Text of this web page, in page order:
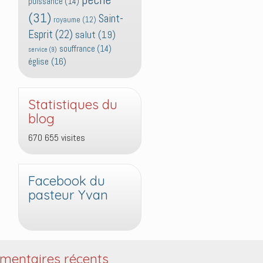
(31) royaume (12) Saint-
Esprit (22) salut (19)
service (9) souffrance (14)
église (16)
Statistiques du
blog
670 655 visites
Facebook du
pasteur Yvan
récents